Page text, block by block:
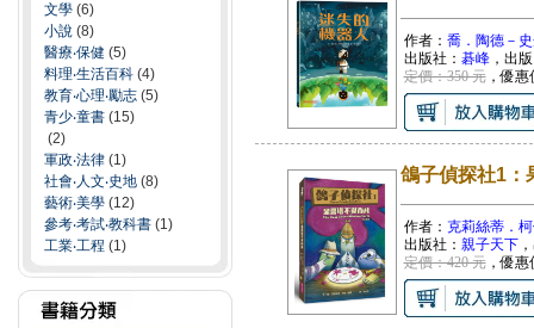
文學 (6)
小說 (8)
醫療‧保健 (5)
料理‧生活百科 (4)
教育‧心理‧勵志 (5)
青少‧童書 (15)
(2)
軍政‧法律 (1)
社會‧人文‧史地 (8)
藝術‧美學 (12)
參考‧考試‧教科書 (1)
工業‧工程 (1)
作者： 喬．陶德－
出版社： 碁峰，出
定價：350 元，優惠
鴿子偵探社1：
作者： 克莉絲蒂．
出版社： 親子天下
定價：420 元，優惠